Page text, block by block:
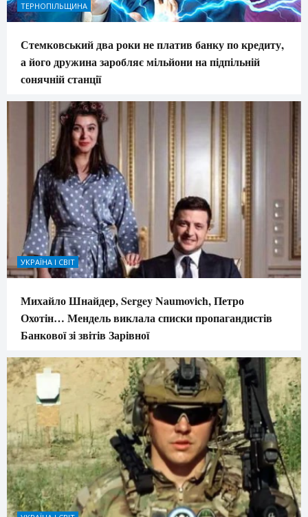
ТЕРНОПІЛЬЩИНА
Стемковський два роки не платив банку по кредиту,
а його дружина заробляє мільйони на підпільній
сонячній станції
УКРАЇНА І СВІТ
Михайло Шнайдер, Sergey Naumovich, Петро
Охотін… Мендель виклала списки пропагандистів
Банкової зі звітів Зарівної